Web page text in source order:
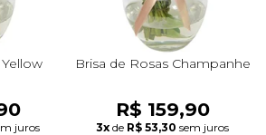
juros
Brisa de Rosas Champanhe
R$ 159,90
3x de R$ 53,30 sem juros